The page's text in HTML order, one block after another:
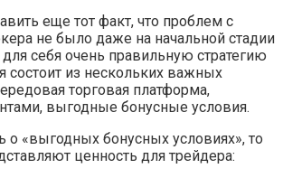
еще тот факт, что проблем с
не было даже на начальной стадии
себя очень правильную стратегию
состоит из нескольких важных
торговая платформа,
выгодные бонусные условия.
о «выгодных бонусных условиях», то
ценность для трейдера: